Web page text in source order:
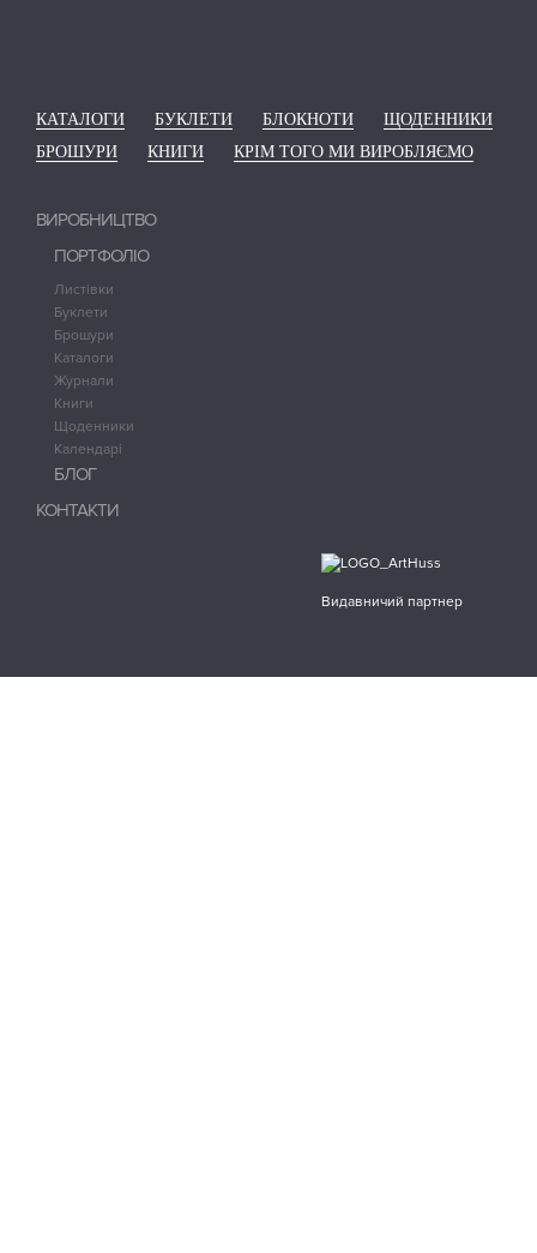
КАТАЛОГИ БУКЛЕТИ БЛОКНОТИ
ЩОДЕННИКИ
БРОШУРИ
КНИГИ КРІМ ТОГО МИ ВИРОБЛЯЄМО
ВИРОБНИЦТВО
ПОРТФОЛІО
Листівки
Буклети
Брошури
Каталоги
Журнали
Книги
Щоденники
Календарі
БЛОГ
КОНТАКТИ
Видавничий партнер